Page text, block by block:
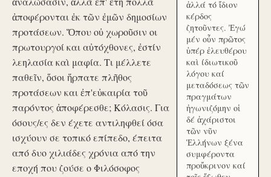
ἀποφέρονται ἐκ τῶν ἐμῶν δημοσίων
προτάσεων. Ὅπου οὐ χωροῦσιν οι
πρωτουργοί και αὐτόχθονες, ἐστίν
λεηλασία καὶ μαφία. Τι μέλλετε
παθεῖν, ὅσοι ἥρπατε πλῆθος
προτάσεων και ἐπ'εὐκαιρία τοῦ
παρόντος ἀποφέρεσθε; Κόλασις. Για
όσους/ες δεν έχετε αντιληφθεί όσα
ισχύουν σε τοπικό επίπεδο, έπειτα
από δυο χιλιάδες χρόνια από την
εποχή που ζούσε ο Φιλόσοφος
ἀλλά τό ἴδιον
κέρδος
ζητοῦντες. Ἐγώ
μέν οὖν πρῶτος
ὑπέρ ἐλευθέρου
καὶ ίδιωτικοῦ
λόγου καί
μεταδόσεως τῶν
πραγμάτων
ἠγωνιζόμην οἱ
δέ ἀχάριστοι
τῶν νῦν
Ἑλλήνων ξένα
συμφέροντα
προὔκρινον καί